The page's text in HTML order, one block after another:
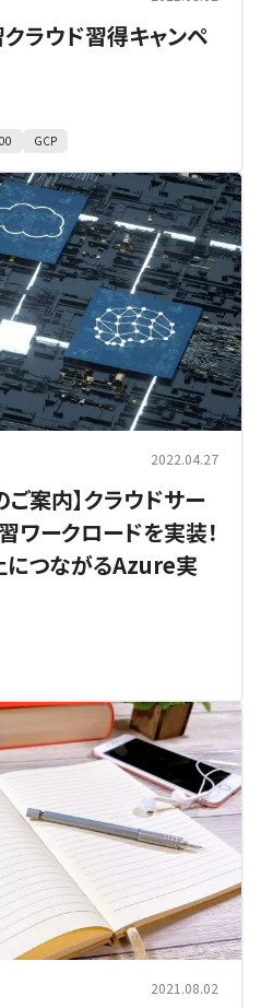
クラウド習得キャンペ
GCP
2022.04.27
案内】クラウドサー
ワークロードを実装！
につながるAzure実
2021.08.02